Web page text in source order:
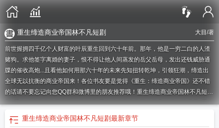
大目 /著
重生缔造商业帝国林不凡短剧
前世握拥四千亿个人财富的叶辰重生回到六十年前。那年，他是一穷二白的人渣
赌狗。求他签字离婚的妻子，恨不得让他人间蒸发的岳父岳母，发出还钱威胁通
牒的催收高炮...且看他如何用那六十年的未来先知扭转乾坤，引领狂潮，缔造出
全球无以抗衡的商业帝国来！各位书友要是觉得《重生：缔造商业帝国》还不错
的话请不要忘记向您QQ群和微博里的朋友推荐哦！ 重生缔造商业帝国林不凡短
剧重生缔造商业帝国有声在线收听重生缔造商业帝国林不凡动漫在线观看重生
缔造商业帝国 第18章
重生缔造商业帝国 第551章
造商业帝国合集免费
重生缔造商业帝国林不凡短剧最新章节